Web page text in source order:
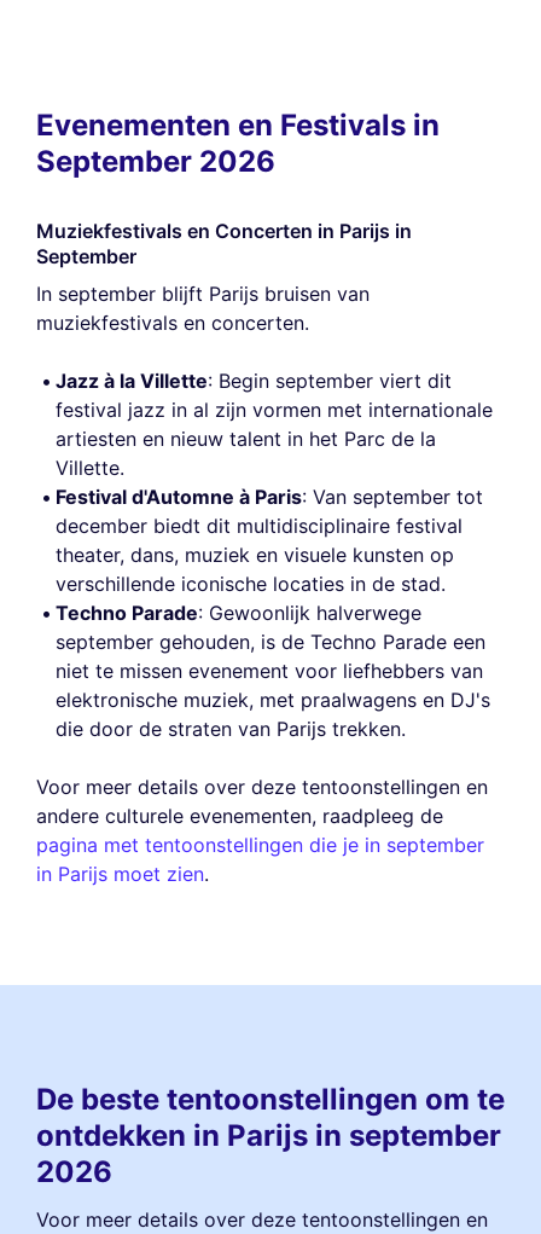
Evenementen en Festivals in
September 2026
Muziekfestivals en Concerten in Parijs in
September
In september blijft Parijs bruisen van
muziekfestivals en concerten.
Jazz à la Villette: Begin september viert dit
festival jazz in al zijn vormen met internationale
artiesten en nieuw talent in het Parc de la
Villette.
Festival d'Automne à Paris: Van september tot
december biedt dit multidisciplinaire festival
theater, dans, muziek en visuele kunsten op
verschillende iconische locaties in de stad.
Techno Parade: Gewoonlijk halverwege
september gehouden, is de Techno Parade een
niet te missen evenement voor liefhebbers van
elektronische muziek, met praalwagens en DJ's
die door de straten van Parijs trekken.
Voor meer details over deze tentoonstellingen en
andere culturele evenementen, raadpleeg de
pagina met tentoonstellingen die je in september
in Parijs moet zien.
De beste tentoonstellingen om te
ontdekken in Parijs in september
2026
Voor meer details over deze tentoonstellingen en